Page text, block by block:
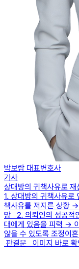
박보람 대표변호사
가사
상대방의 귀책사유로
1. 상대방의 귀책사유
책사유를 저지른 상황
망 2. 의뢰인의 성공적
대에게 있음을 피력 →
않을 수 있도록 조정이
판결문 이미지 바로 확